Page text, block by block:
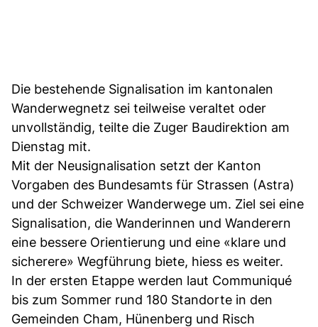
Die bestehende Signalisation im kantonalen
Wanderwegnetz sei teilweise veraltet oder
unvollständig, teilte die Zuger Baudirektion am
Dienstag mit.
Mit der Neusignalisation setzt der Kanton
Vorgaben des Bundesamts für Strassen (Astra)
und der Schweizer Wanderwege um. Ziel sei eine
Signalisation, die Wanderinnen und Wanderern
eine bessere Orientierung und eine «klare und
sicherere» Wegführung biete, hiess es weiter.
In der ersten Etappe werden laut Communiqué
bis zum Sommer rund 180 Standorte in den
Gemeinden Cham, Hünenberg und Risch